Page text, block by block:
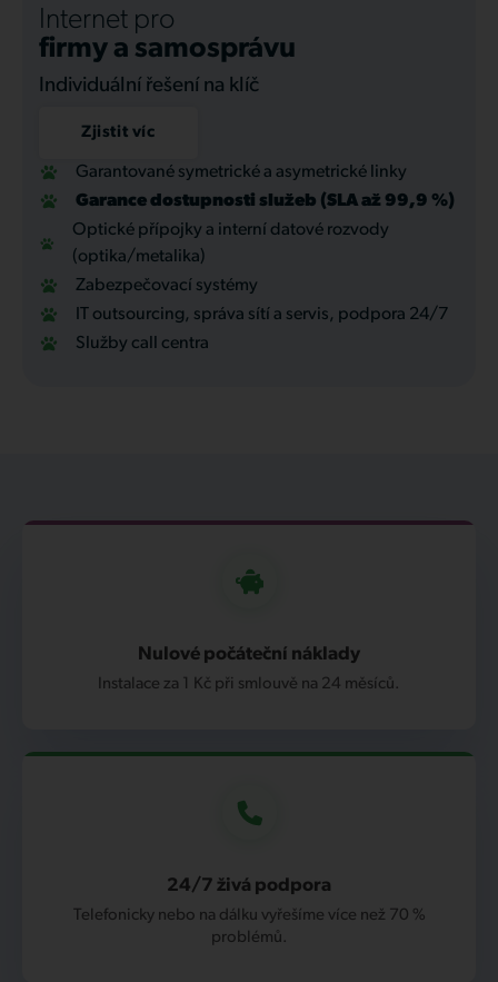
Internet pro
firmy a samosprávu
Individuální řešení na klíč
Zjistit víc
Garantované symetrické a asymetrické linky
Garance dostupnosti služeb (SLA až 99,9 %)
Optické přípojky a interní datové rozvody
(optika/metalika)
Zabezpečovací systémy
IT outsourcing, správa sítí a servis, podpora 24/7
Služby call centra
Nulové počáteční náklady
Instalace za 1 Kč při smlouvě na 24 měsíců.
24/7 živá podpora
Telefonicky nebo na dálku vyřešíme více než 70 %
problémů.